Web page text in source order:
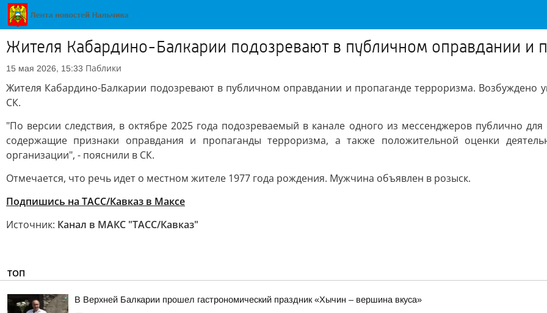
Жителя Кабардино-Балкарии подозревают в публичном оправдании и
15 мая 2026, 15:33 Паблики
Жителя Кабардино-Балкарии подозревают в публичном оправдании и пропаганде терроризма. Возбуждено
СК.
"По версии следствия, в октябре 2025 года подозреваемый в канале одного из мессенджеров публично
содержащие признаки оправдания и пропаганды терроризма, а также положительной оценки
организации", - пояснили в СК.
Отмечается, что речь идет о местном жителе 1977 года рождения. Мужчина объявлен в розыск.
Подпишись на ТАСС/Кавказ в Максе
Источник: Канал в МАКС "ТАСС/Кавказ"
ТОП
В Верхней Балкарии прошел гастрономический праздник «Хычин – вершина вкуса»